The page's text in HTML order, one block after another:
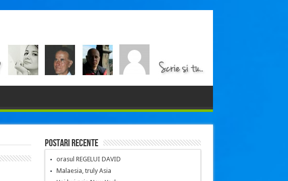
Postari recente
orasul REGELUI DAVID
Malaesia, truly Asia